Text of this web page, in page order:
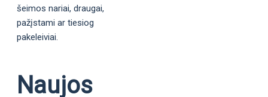
šeimos nariai, draugai,
pažįstami ar tiesiog
pakeleiviai.
Naujos